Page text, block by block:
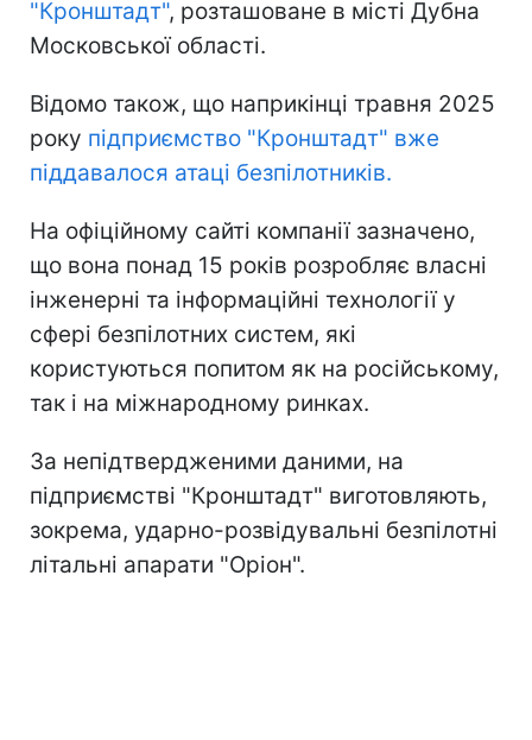
"Кронштадт", розташоване в місті Дубна
Московської області.
Відомо також, що наприкінці травня 2025
року підприємство "Кронштадт" вже
піддавалося атаці безпілотників.
На офіційному сайті компанії зазначено,
що вона понад 15 років розробляє власні
інженерні та інформаційні технології у
сфері безпілотних систем, які
користуються попитом як на російському,
так і на міжнародному ринках.
За непідтвердженими даними, на
підприємстві "Кронштадт" виготовляють,
зокрема, ударно-розвідувальні безпілотні
літальні апарати "Оріон".